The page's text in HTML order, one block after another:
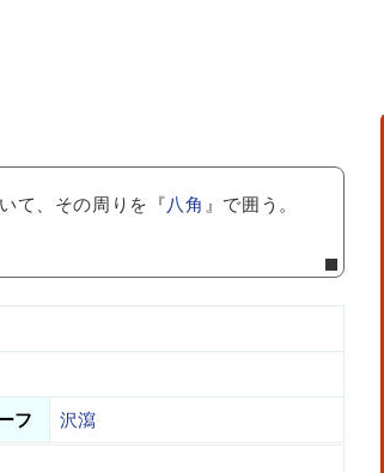
て、その周りを『八角 』で囲う。
フ
沢瀉